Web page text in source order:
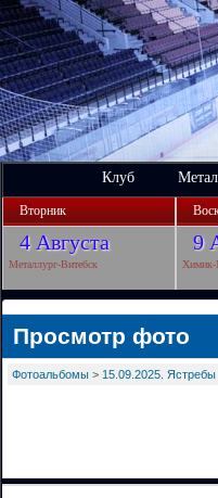
Клуб
Вторник
4 Августа 9
Металлург-Витебск Химик-
Просмотр фото
Фотоальбомы > 15.09.2025.